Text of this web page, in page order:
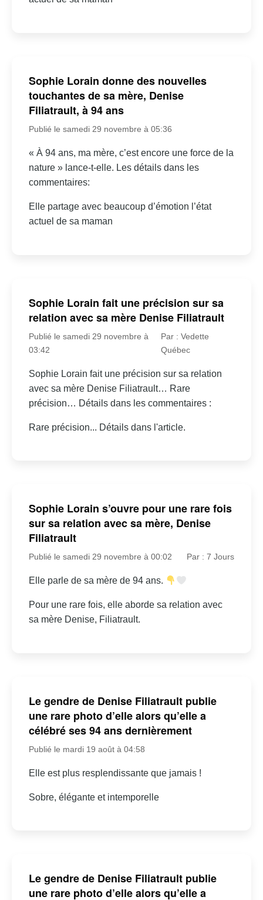
Sophie Lorain donne des nouvelles
touchantes de sa mère, Denise
Filiatrault, à 94 ans
Publié le samedi 29 novembre à 05:36
« À 94 ans, ma mère, c’est encore une force de la
nature » lance-t-elle. Les détails dans les
commentaires:
Elle partage avec beaucoup d’émotion l’état
actuel de sa maman
Sophie Lorain fait une précision sur sa
relation avec sa mère Denise Filiatrault
Publié le samedi 29 novembre à
03:42
Par : Vedette
Québec
Sophie Lorain fait une précision sur sa relation
avec sa mère Denise Filiatrault… Rare
précision… Détails dans les commentaires :
Rare précision... Détails dans l'article.
Sophie Lorain s’ouvre pour une rare fois
sur sa relation avec sa mère, Denise
Filiatrault
Publié le samedi 29 novembre à 00:02 Par : 7 Jours
Elle parle de sa mère de 94 ans.
Pour une rare fois, elle aborde sa relation avec
sa mère Denise, Filiatrault.
Le gendre de Denise Filiatrault publie
une rare photo d’elle alors qu’elle a
célébré ses 94 ans dernièrement
Publié le mardi 19 août à 04:58
Elle est plus resplendissante que jamais !
Sobre, élégante et intemporelle
Le gendre de Denise Filiatrault publie
une rare photo d’elle alors qu’elle a